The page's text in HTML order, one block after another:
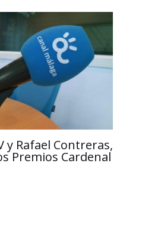
y Rafael Contreras,
Premios Cardenal